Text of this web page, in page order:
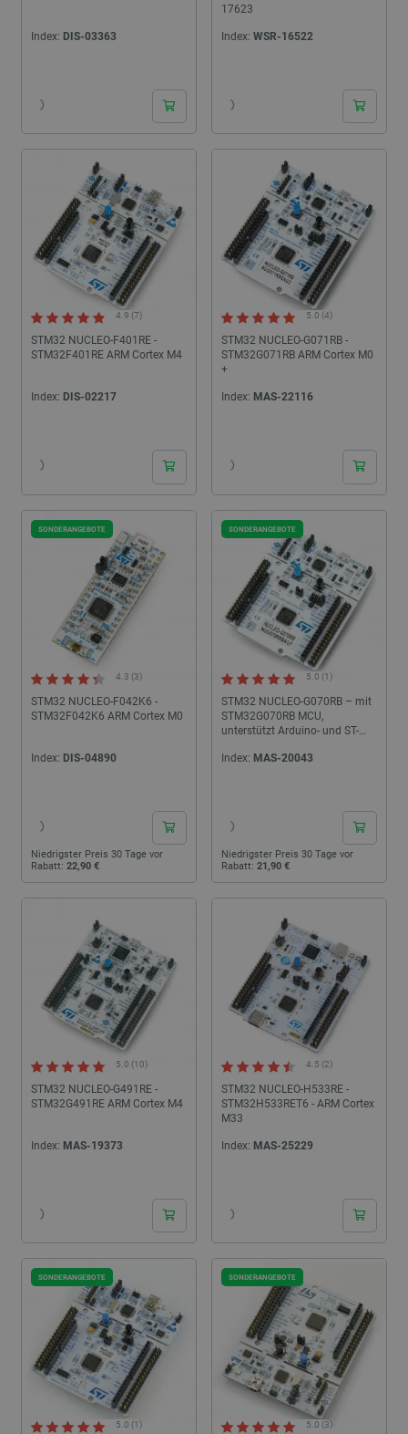
Index: DIS-03363
17623
Index: WSR-16522
STM32 NUCLEO-F401RE -
STM32F401RE ARM Cortex M4
4.9 (7)
Index: DIS-02217
STM32 NUCLEO-G071RB -
STM32G071RB ARM Cortex M0
+
5.0 (4)
Index: MAS-22116
STM32 NUCLEO-F042K6 -
STM32F042K6 ARM Cortex M0
4.3 (3)
Index: DIS-04890
Niedrigster Preis 30 Tage vor
Rabatt: 22,90 €
SONDERANGEBOTE
STM32 NUCLEO-G070RB – mit
STM32G070RB MCU,
unterstützt Arduino- und ST-
5.0 (1)
Index: MAS-20043
Niedrigster Preis 30 Tage vor
Rabatt: 21,90 €
SONDERANGEBOTE
STM32 NUCLEO-G491RE -
STM32G491RE ARM Cortex M4
5.0 (10)
Index: MAS-19373
STM32 NUCLEO-H533RE -
STM32H533RET6 - ARM Cortex
M33
4.5 (2)
Index: MAS-25229
5.0 (1)
SONDERANGEBOTE
5.0 (3)
SONDERANGEBOTE